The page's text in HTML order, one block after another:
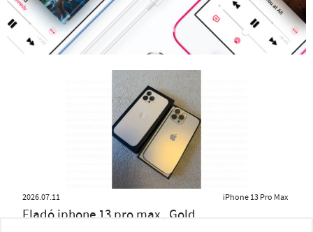
2026.07.11 iPhone 13 Pro Max
Eladó iphone 13 pro max , Gold